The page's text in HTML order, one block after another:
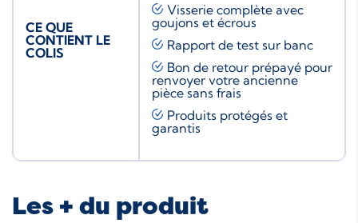
CE QUE
CONTIENT LE
COLIS
Visserie complète avec
goujons et écrous
Rapport de test sur banc
Bon de retour prépayé pour
renvoyer votre ancienne
pièce sans frais
Produits protégés et
garantis
Les + du produit